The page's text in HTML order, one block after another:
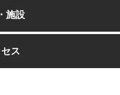
施設
ス